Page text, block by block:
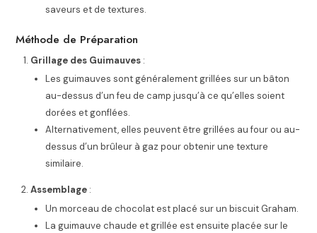
saveurs et de textures.
Méthode de Préparation
Grillage des Guimauves :
Les guimauves sont généralement grillées sur un bâton
au-dessus d’un feu de camp jusqu’à ce qu’elles soient
dorées et gonflées.
Alternativement, elles peuvent être grillées au four ou au-
dessus d’un brûleur à gaz pour obtenir une texture
similaire.
Assemblage :
Un morceau de chocolat est placé sur un biscuit Graham.
La guimauve chaude et grillée est ensuite placée sur le